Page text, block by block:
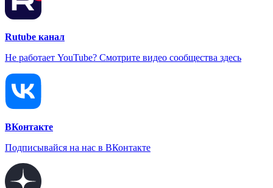
Rutube канал
Не работает YouTube? Смотрите видео сообщества здесь
ВКонтакте
Подписывайся на нас в ВКонтакте